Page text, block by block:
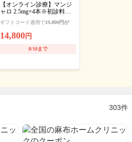
【オンライン診療】マンジ
ャロ 2.5mg×4本※初診料・送
ギフトコード適用で19,800円が
14,800 円
8/10まで
303件